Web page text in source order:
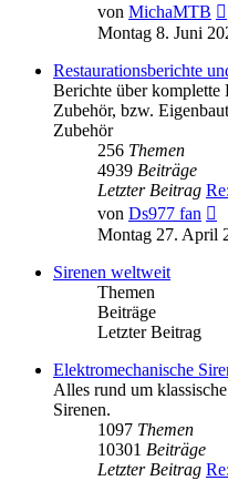
von MichaMTB
Montag 8. Juni
Restaurationsberichte
Berichte über komplette
Zubehör, bzw.
Zubehör
256 Themen
4939 Beiträge
Letzter Beitrag
von Ds977 fan
Montag 27. April
Sirenen weltweit
Themen
Beiträge
Letzter Beitrag
Elektromechanische
Alles rund um
Sirenen.
1097 Themen
10301 Beiträge
Letzter Beitrag